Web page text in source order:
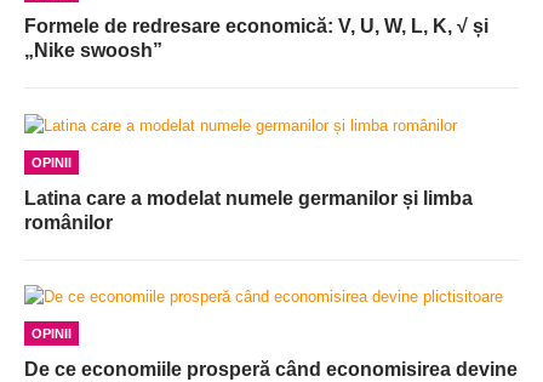
Formele de redresare economică: V, U, W, L, K, √ și
„Nike swoosh”
OPINII
Latina care a modelat numele germanilor și limba
românilor
OPINII
De ce economiile prosperă când economisirea devine